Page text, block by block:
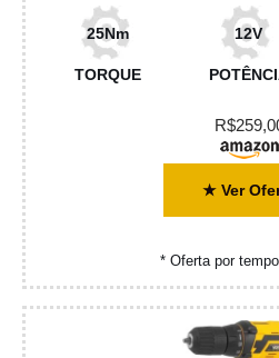
25Nm
TORQUE
12V
★ Ver
* Oferta por